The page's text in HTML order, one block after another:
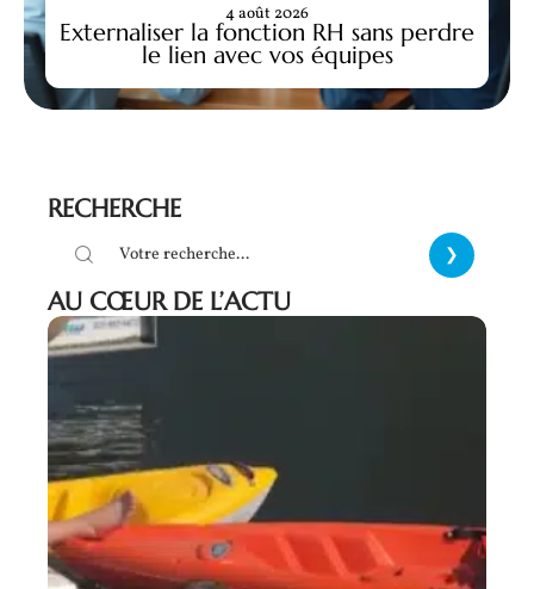
Externaliser la fonction RH sans perdre
le lien avec vos équipes
4 août 2026
RECHERCHE
AU CŒUR DE L’ACTU